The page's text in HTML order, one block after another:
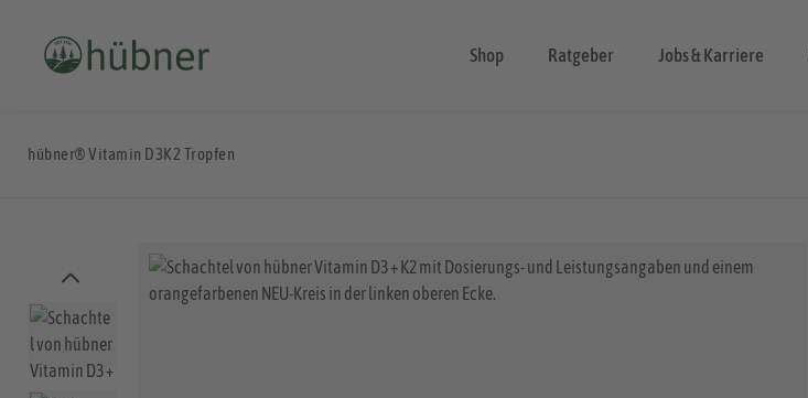
Shop Ratgeber Jobs & Karriere
hübner® Vitamin D3K2 Tropfen